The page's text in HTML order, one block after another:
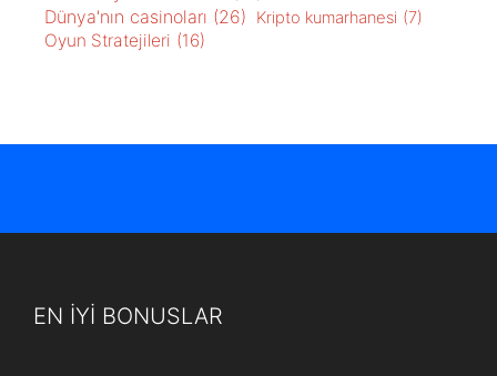
Dünya'nın casinoları (26) Kripto kumarhanesi (7)
Oyun Stratejileri (16)
EN İYİ BONUSLAR